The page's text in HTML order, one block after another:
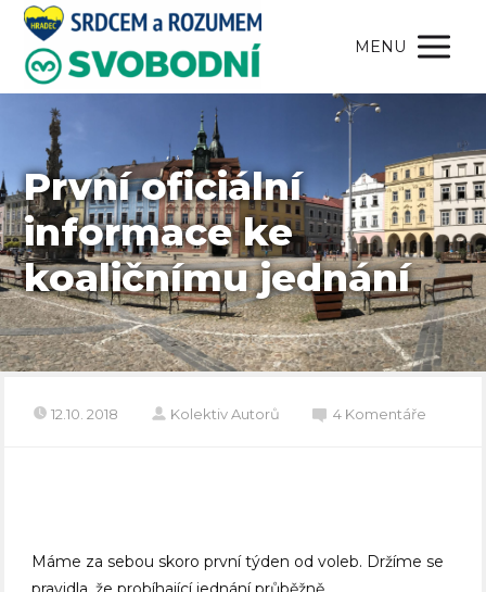
MENU
První oficiální
informace ke
koaličnímu jednání
12.10. 2018 Kolektiv Autorů 4 Komentáře
Máme za sebou skoro první týden od voleb. Držíme se